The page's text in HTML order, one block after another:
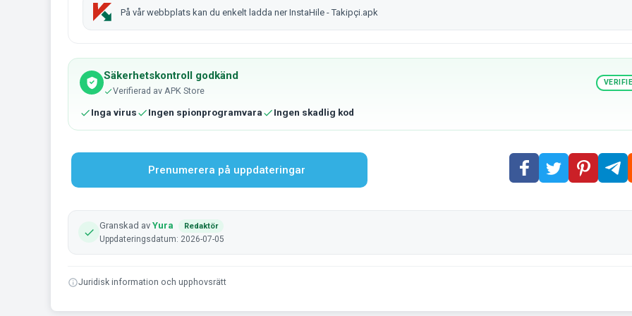
På vår webbplats kan du enkelt ladda ner InstaHile - Takipçi.apk
Säkerhetskontroll godkänd
Verifierad av APK Store
Inga virus Ingen spionprogramvara Ingen skadlig kod
Prenumerera på uppdateringar
Granskad av Yura Redaktör
Uppdateringsdatum: 2026-07-05
Juridisk information och upphovsrätt